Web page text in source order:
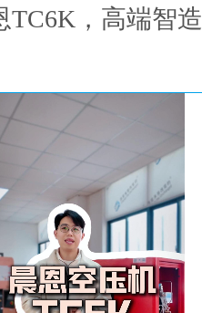
TC6K，高端智造